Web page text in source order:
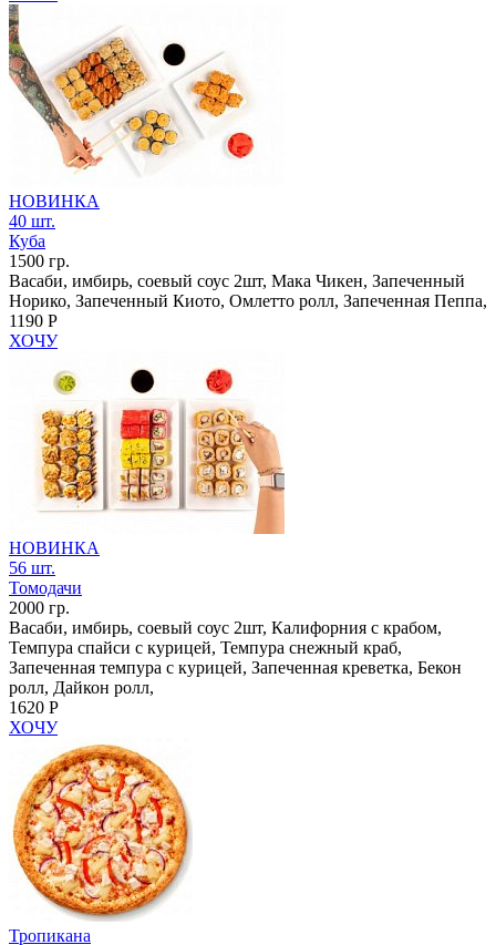
НОВИНКА
40 шт.
Куба
1500 гр.
Васаби, имбирь, соевый соус 2шт, Мака Чикен, Запеченный
Норико, Запеченный Киото, Омлетто ролл, Запеченная Пеппа,
1190 Р
ХОЧУ
НОВИНКА
56 шт.
Томодачи
2000 гр.
Васаби, имбирь, соевый соус 2шт, Калифорния с крабом,
Темпура спайси с курицей, Темпура снежный краб,
Запеченная темпура с курицей, Запеченная креветка, Бекон
ролл, Дайкон ролл,
1620 Р
ХОЧУ
Тропикана